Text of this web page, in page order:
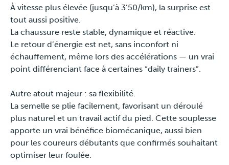
À vitesse plus élevée (jusqu’à 3’50/km), la surprise est
tout aussi positive.
La chaussure reste stable, dynamique et réactive.
Le retour d’énergie est net, sans inconfort ni
échauffement, même lors des accélérations — un vrai
point différenciant face à certaines “daily trainers”.
Autre atout majeur : sa flexibilité.
La semelle se plie facilement, favorisant un déroulé
plus naturel et un travail actif du pied. Cette souplesse
apporte un vrai bénéfice biomécanique, aussi bien
pour les coureurs débutants que confirmés souhaitant
optimiser leur foulée.